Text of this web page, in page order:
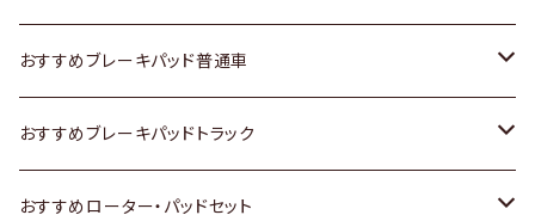
日産
いすゞ
ダイハツ
スズキ
日産
いすゞ
スズキ
日産
いすゞ
トヨタ
ホンダ
スズキ
おすすめブレーキパッド普通車
トヨタ
ホンダ
おすすめブレーキパッドトラック
トヨタ
おすすめローター・パッドセット